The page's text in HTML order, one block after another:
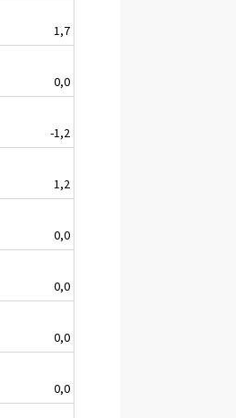
1,7
0,0
-1,2
1,2
0,0
0,0
0,0
0,0